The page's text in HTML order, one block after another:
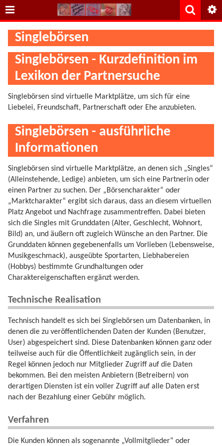
Singlebörsen
Singlebörsen - Kurzdefinition im
Lexikon der Partnersuche
Singlebörsen sind virtuelle Marktplätze, um sich für eine
Liebelei, Freundschaft, Partnerschaft oder Ehe anzubieten.
Singlebörsen - ausführliche
Informationen
Singlebörsen sind virtuelle Marktplätze, an denen sich „Singles“
(Alleinstehende, Ledige) anbieten, um sich eine Partnerin oder
einen Partner zu suchen. Der „Börsencharakter“ oder
„Marktcharakter“ ergibt sich daraus, dass an diesem virtuellen
Platz Angebot und Nachfrage zusammentreffen. Dabei bieten
sich die Singles mit Grunddaten (Alter, Geschlecht, Wohnort,
Bild) an, und äußern oft zugleich Wünsche an den Partner. Die
Grunddaten können gegebenenfalls um Vorlieben (Lebensweise,
Musikgeschmack), ausgeübte Sportarten, Liebhabereien
(Hobbys) bestimmte Grundhaltungen oder
Charaktereigenschaften ergänzt werden.
Technische Realisation
Technisch handelt es sich bei Singlebörsen um Datenbanken, in
denen die zu veröffentlichenden Daten der Kunden (Benutzer,
User) abgespeichert sind. Diese Datenbanken können ganz oder
teilweise auch für die Öffentlichkeit zugänglich sein, in der
Regel können jedoch nur Mitglieder Zugriff auf die Daten
bekommen. Bei den meisten Anbietern (Betreibern) von
derartigen Diensten ist ein voller Zugriff auf alle Daten erst
nach der Bezahlung einer Gebühr möglich.
Verfahren
Die Kunden können als sogenannte „Vollmitglieder“ oder